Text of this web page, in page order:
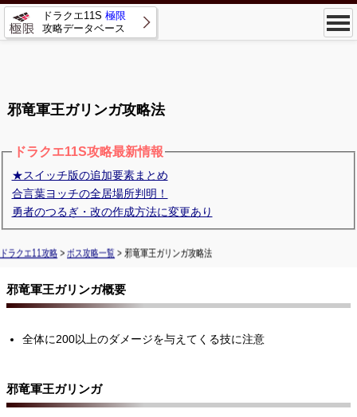
ドラクエ11S 極限
攻略データベース
邪竜軍王ガリンガ攻略法
ドラクエ11S攻略最新情報
★スイッチ版の追加要素まとめ
合言葉ヨッチの全居場所判明！
勇者のつるぎ・改の作成方法に変更あり
ドラクエ11攻略 > ボス攻略一覧 > 邪竜軍王ガリンガ攻略法
邪竜軍王ガリンガ概要
全体に200以上のダメージを与えてくる技に注意
邪竜軍王ガリンガ